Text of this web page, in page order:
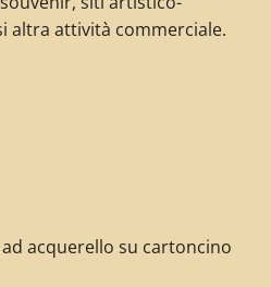
altra attività commerciale.
acquerello su cartoncino